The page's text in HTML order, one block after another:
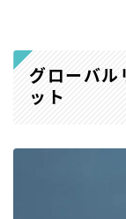
グローバル
ット